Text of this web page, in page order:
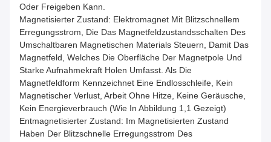
Oder Freigeben Kann.
Magnetisierter Zustand: Elektromagnet Mit Blitzschnellem
Erregungsstrom, Die Das Magnetfeldzustandsschalten Des
Umschaltbaren Magnetischen Materials Steuern, Damit Das
Magnetfeld, Welches Die Oberfläche Der Magnetpole Und
Starke Aufnahmekraft Holen Umfasst. Als Die
Magnetfeldform Kennzeichnet Eine Endlosschleife, Kein
Magnetischer Verlust, Arbeit Ohne Hitze, Keine Geräusche,
Kein Energieverbrauch (wie In Abbildung 1,1 Gezeigt)
Entmagnetisierter Zustand: Im Magnetisierten Zustand
Haben Der Blitzschnelle Erregungsstrom Des